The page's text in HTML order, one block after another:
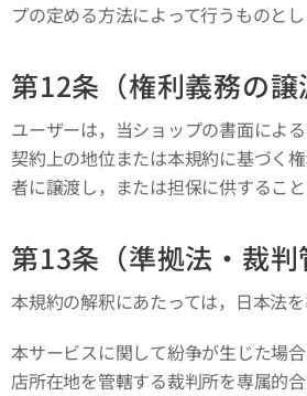
プの定める方法によって行うものとし
第12条（権利義務の譲
ユーザーは，当ショップの書面によ
契約上の地位または本規約に基づく
者に譲渡し，または担保に供すること
第13条（準拠法・裁判
本規約の解釈にあたっては，日本法を
本サービスに関して紛争が生じた場
店所在地を管轄する裁判所を専属的合